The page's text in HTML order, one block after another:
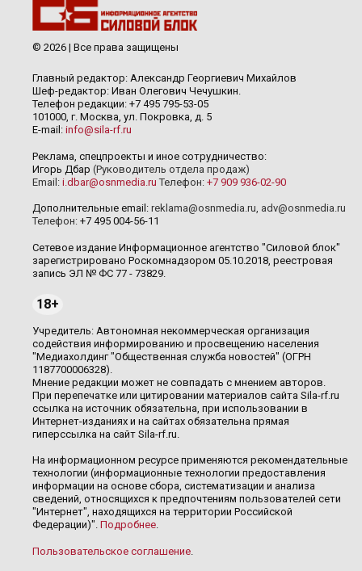
© 2026 | Все права защищены
Главный редактор: Александр Георгиевич Михайлов
Шеф-редактор: Иван Олегович Чечушкин.
Телефон редакции: +7 495 795-53-05
101000, г. Москва, ул. Покровка, д. 5
E-mail: info@sila-rf.ru
Реклама, спецпроекты и иное сотрудничество:
Игорь Дбар (Руководитель отдела продаж)
Email: i.dbar@osnmedia.ru Телефон: +7 909 936-02-90
Дополнительные email: reklama@osnmedia.ru, adv@osnmedia.ru
Телефон: +7 495 004-56-11
Сетевое издание Информационное агентство "Силовой блок"
зарегистрировано Роскомнадзором 05.10.2018, реестровая
запись ЭЛ № ФС 77 - 73829.
18+
Учредитель: Автономная некоммерческая организация
содействия информированию и просвещению населения
"Медиахолдинг "Общественная служба новостей" (ОГРН
1187700006328).
Мнение редакции может не совпадать с мнением авторов.
При перепечатке или цитировании материалов сайта Sila-rf.ru
ссылка на источник обязательна, при использовании в
Интернет-изданиях и на сайтах обязательна прямая
гиперссылка на сайт Sila-rf.ru.
На информационном ресурсе применяются рекомендательные
технологии (информационные технологии предоставления
информации на основе сбора, систематизации и анализа
сведений, относящихся к предпочтениям пользователей сети
"Интернет", находящихся на территории Российской
Федерации)". Подробнее.
Пользовательское соглашение.